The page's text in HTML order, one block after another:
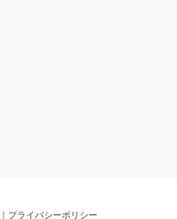
｜ プライバシーポリシー